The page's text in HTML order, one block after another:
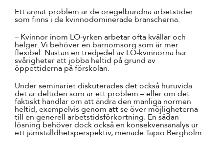
Ett annat problem är de oregelbundna arbetstider
som finns i de kvinnodominerade branscherna.
– Kvinnor inom LO-yrken arbetar ofta kvällar och
helger. Vi behöver en barnomsorg som är mer
flexibel. Nästan en tredjedel av LO-kvinnorna har
svårigheter att jobba heltid på grund av
öppettiderna på förskolan.
Under seminariet diskuterades det också huruvida
det är deltiden som är ett problem – eller om det
faktiskt handlar om att ändra den manliga normen
heltid, exempelvis genom att se över möjligheterna
till en generell arbetstidsförkortning. En sådan
lösning behöver dock också en konsekvensanalys ur
ett jämställdhetsperspektiv, menade Tapio Bergholm: